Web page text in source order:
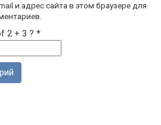
и адрес сайта в этом браузере для
2 + 3 ? *